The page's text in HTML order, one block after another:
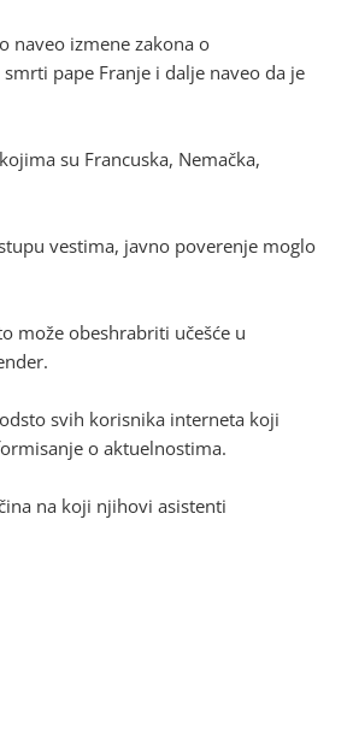
naveo izmene zakona o
pape Franje i dalje naveo da je
su Francuska, Nemačka,
vestima, javno poverenje moglo
može obeshrabriti učešće u
svih korisnika interneta koji
o aktuelnostima.
na koji njihovi asistenti